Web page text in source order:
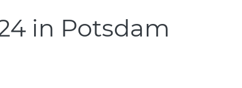
in Potsdam